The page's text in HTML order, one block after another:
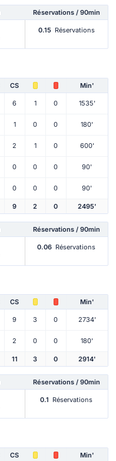
Réservations / 90min
0.15 Réservations
CS Min'
6 1 0 1535'
1 0 0 180'
2 1 0 600'
0 0 0 90'
0 0 0 90'
9 2 0 2495'
Réservations / 90min
0.06 Réservations
CS Min'
9 3 0 2734'
2 0 0 180'
11 3 0 2914'
Réservations / 90min
0.1 Réservations
CS Min'